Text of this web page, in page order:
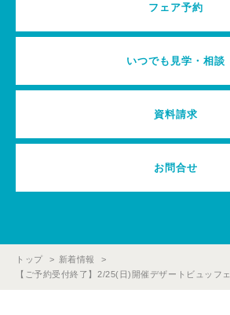
フェア予約
いつでも見学・相談
資料請求
お問合せ
トップ
新着情報
【ご予約受付終了】2/25(日)開催デザートビュッフェ